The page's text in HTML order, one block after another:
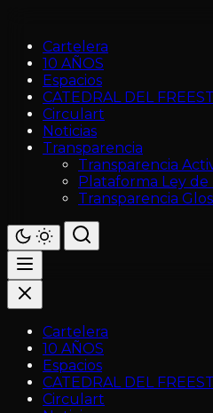
Cartelera
10 AÑOS
Espacios
CATEDRAL DEL
Circulart
Noticias
Transparencia
Transparencia
Plataforma Ley de
Transparencia
Cartelera
10 AÑOS
Espacios
CATEDRAL DEL
Circulart